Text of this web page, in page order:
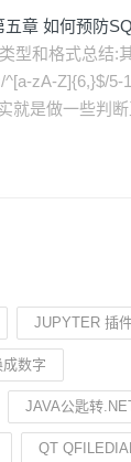
章 如何预防
型和格式总结:
zA-Z]{6,}$/5-
就是做一些判
JUPYTER 插
数字
JAVA公匙转
QT